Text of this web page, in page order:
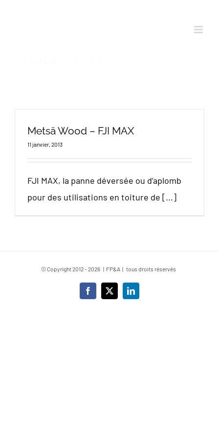
Metsä Wood – FJI MAX
11 janvier, 2013
FJI MAX, la panne déversée ou d’aplomb
pour des utilisations en toiture de [...]
© Copyright 2012 -2026 | FP&A | tous droits réservés
Facebook
X LinkedIn